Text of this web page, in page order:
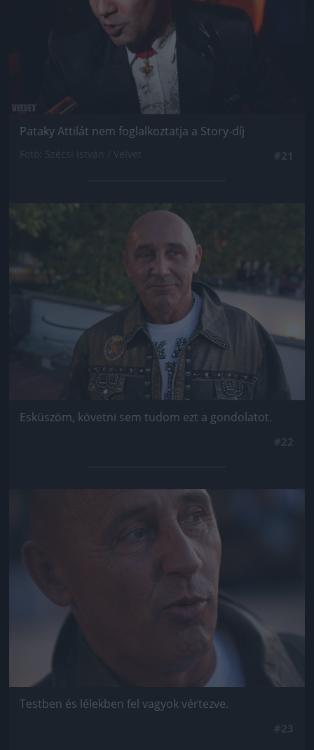
Pataky Attilát nem foglalkoztatja a Story-díj
Jön még kép!
Esküszöm, követni sem tudom ezt a gondolatot.
Jön még kép!
Testben és lélekben fel vagyok vértezve.